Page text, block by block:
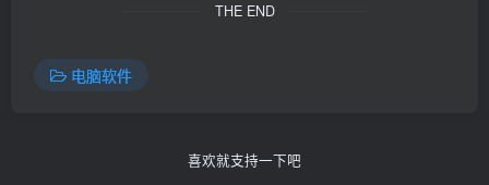
THE END
电脑软件
喜欢就支持一下吧